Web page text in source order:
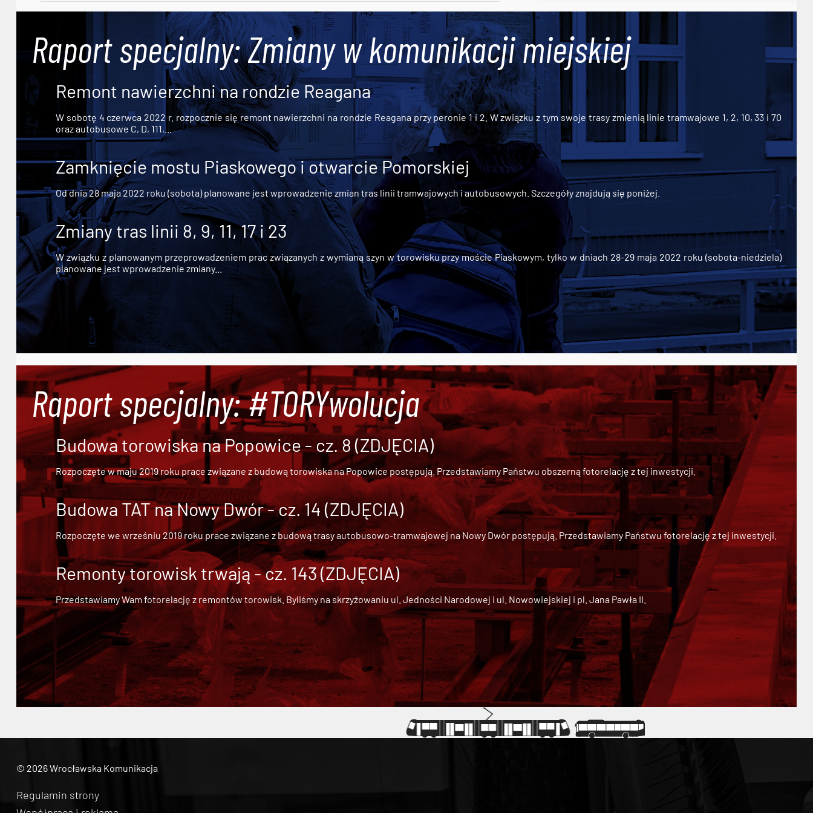
Raport specjalny: Zmiany w komunikacji miejskiej
Remont nawierzchni na rondzie Reagana
W sobotę 4 czerwca 2022 r. rozpocznie się remont nawierzchni na rondzie Reagana przy peronie 1 i 2. W związku z tym swoje trasy zmienią linie tramwajowe 1, 2, 10, 33 i 70
oraz autobusowe C, D, 111,...
Zamknięcie mostu Piaskowego i otwarcie Pomorskiej
Od dnia 28 maja 2022 roku (sobota) planowane jest wprowadzenie zmian tras linii tramwajowych i autobusowych. Szczegóły znajdują się poniżej.
Zmiany tras linii 8, 9, 11, 17 i 23
W związku z planowanym przeprowadzeniem prac związanych z wymianą szyn w torowisku przy moście Piaskowym, tylko w dniach 28-29 maja 2022 roku (sobota-niedziela)
planowane jest wprowadzenie zmiany...
Raport specjalny: #TORYwolucja
Budowa torowiska na Popowice - cz. 8 (ZDJĘCIA)
Rozpoczęte w maju 2019 roku prace związane z budową torowiska na Popowice postępują. Przedstawiamy Państwu obszerną fotorelację z tej inwestycji.
Budowa TAT na Nowy Dwór - cz. 14 (ZDJĘCIA)
Rozpoczęte we wrześniu 2019 roku prace związane zbudową trasy autobusowo-tramwajowej na Nowy Dwór postępują. Przedstawiamy Państwu fotorelację z tej inwestycji.
Remonty torowisk trwają - cz. 143 (ZDJĘCIA)
Przedstawiamy Wam fotorelację z remontów torowisk. Byliśmy na skrzyżowaniu ul. Jedności Narodowej i ul. Nowowiejskiej i pl. Jana Pawła II.
© 2026 Wrocławska Komunikacja
Regulamin strony